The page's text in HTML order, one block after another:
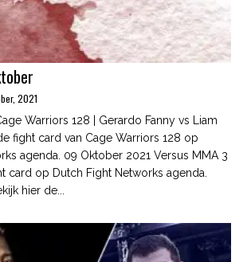
2021
Warriors 128 | Gerardo Fanny vs Liam
fight card van Cage Warriors 128 op
agenda. 09 Oktober 2021 Versus MMA 3
card op Dutch Fight Networks agenda.
hier de...